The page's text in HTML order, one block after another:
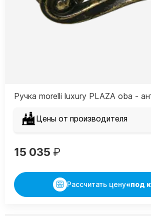
Ручка morelli luxury PLAZA oba -
Цены от производителя
15 035 ₽
Рассчитать цену«под